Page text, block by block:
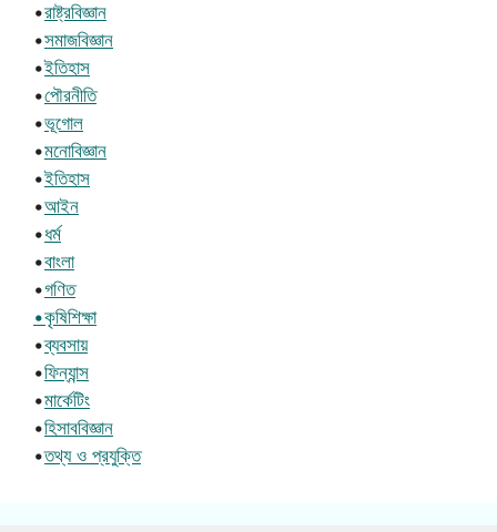
•রাষ্ট্রবিজ্ঞান
•সমাজবিজ্ঞান
•ইতিহাস
•পৌরনীতি
•ভূগোল
•মনোবিজ্ঞান
•ইতিহাস
•আইন
•ধর্ম
•বাংলা
•গণিত
•কৃষিশিক্ষা
•ব্যবসায়
•ফিন্যান্স
•মার্কেটিং
•হিসাববিজ্ঞান
•তথ্য ও প্রযুক্তি